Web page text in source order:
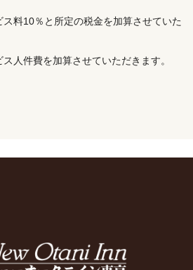
ス料10％と所定の税金を加算させていた
人件費を加算させていただきます。